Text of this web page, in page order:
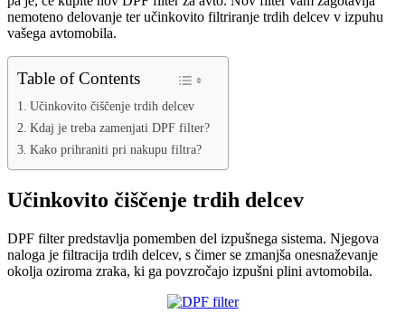
nemoteno delovanje ter učinkovito filtriranje trdih delcev v izpuhu
vašega avtomobila.
Table of Contents
Učinkovito čiščenje trdih delcev
Kdaj je treba zamenjati DPF filter?
Kako prihraniti pri nakupu filtra?
Učinkovito čiščenje trdih delcev
DPF filter predstavlja pomemben del izpušnega sistema. Njegova
naloga je filtracija trdih delcev, s čimer se zmanjša onesnaževanje
okolja oziroma zraka, ki ga povzročajo izpušni plini avtomobila.